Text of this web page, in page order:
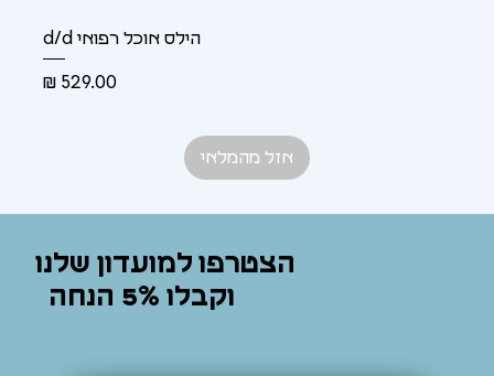
הילס אוכל רפואי d/d
מחיר‏529.00 ‏₪
אזל מהמלאי
הצטרפו למועדון שלנו
וקבלו 5% הנחה